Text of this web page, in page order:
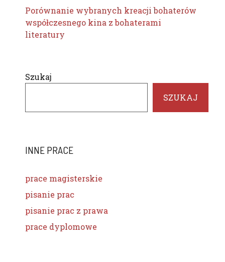
Porównanie wybranych kreacji bohaterów
współczesnego kina z bohaterami
literatury
Szukaj
SZUKAJ
INNE PRACE
prace magisterskie
pisanie prac
pisanie prac z prawa
prace dyplomowe